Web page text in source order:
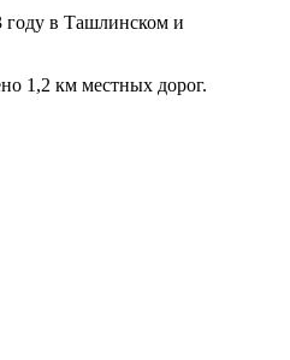
году в Ташлинском и
1,2 км местных дорог.